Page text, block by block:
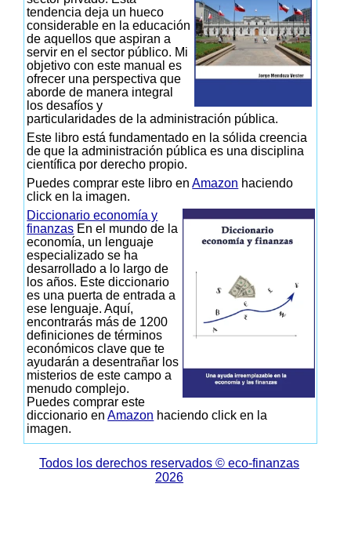
tendencia deja un hueco
considerable en la educación
de aquellos que aspiran a
servir en el sector público. Mi
objetivo con este manual es
ofrecer una perspectiva que
aborde de manera integral
los desafíos y
particularidades de la administración pública.
Este libro está fundamentado en la sólida creencia
de que la administración pública es una disciplina
científica por derecho propio.
Puedes comprar este libro enAmazon haciendo
click en la imagen.
Diccionario economía y
finanzas En el mundo de la
economía, un lenguaje
especializado se ha
desarrollado a lo largo de
los años. Este diccionario
es una puerta de entrada a
ese lenguaje. Aquí,
encontrarás más de 1200
definiciones de términos
económicos clave que te
ayudarán a desentrañar los
misterios de este campo a
menudo complejo.
Puedes comprar este
diccionario enAmazon haciendo click en la
imagen.
Todos los derechos reservados © eco-finanzas
2026